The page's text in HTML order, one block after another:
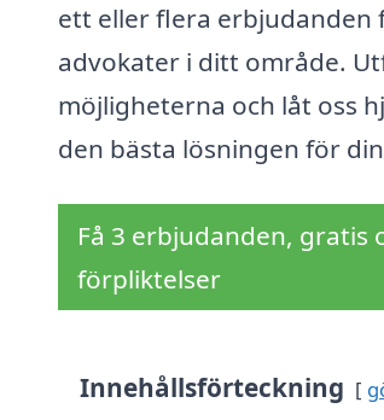
ett eller flera erbjudanden
advokater i ditt område.
möjligheterna och låt oss
den bästa lösningen för
Få 3 erbjudanden, gratis
förpliktelser
Innehållsförteckning